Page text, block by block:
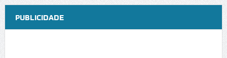
PUBLICIDADE